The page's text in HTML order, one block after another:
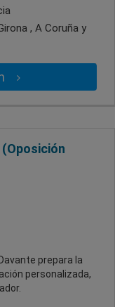
, A Coruña y
prepara la
personalizada,